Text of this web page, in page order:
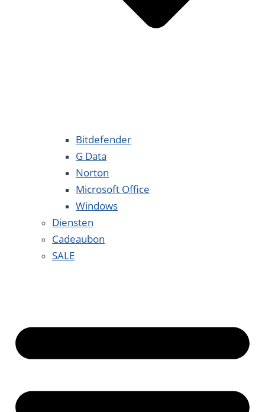
Bitdefender
G Data
Norton
Microsoft Office
Windows
Diensten
Cadeaubon
SALE